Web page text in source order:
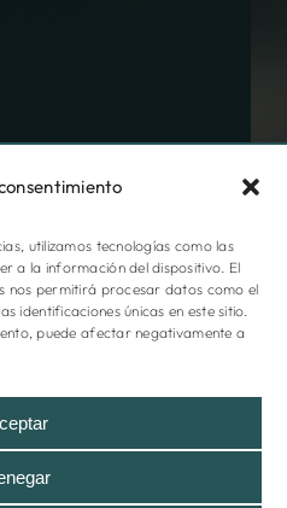
utilizamos tecnologías como las
a la información del dispositivo. El
nos permitirá procesar datos como el
identificaciones únicas en este sitio.
puede afectar negativamente a